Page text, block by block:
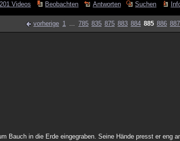
201 Videos Beobachten Antworten Suchen
vorherige 1 ... 785 835 875 883 884 885 886 887
Bauch in die Erde eingegraben. Seine Hände presst er eng